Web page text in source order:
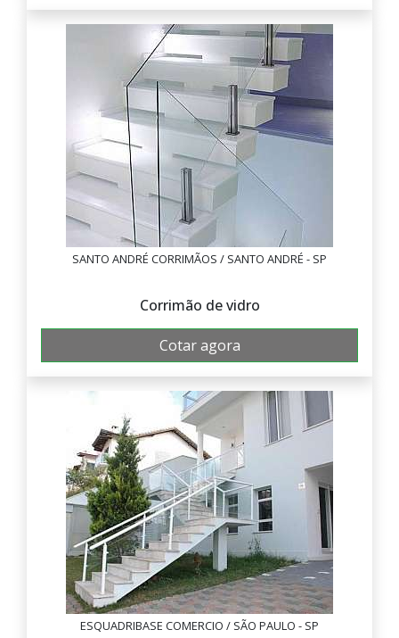
SANTO ANDRÉ CORRIMÃOS / SANTO ANDRÉ - SP
Corrimão de vidro
Cotar agora
ESQUADRIBASE COMERCIO / SÃO PAULO - SP